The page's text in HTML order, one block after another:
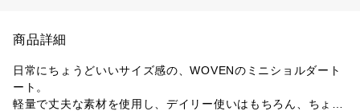
商品詳細
日常にちょうどいいサイズ感の、WOVENのミニショルダート
ート。
軽量で丈夫な素材を使用し、デイリー使いはもちろん、ちょっ